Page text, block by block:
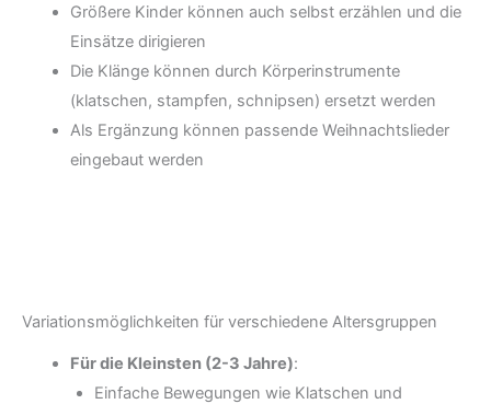
Größere Kinder können auch selbst erzählen und die
Einsätze dirigieren
Die Klänge können durch Körperinstrumente
(klatschen, stampfen, schnipsen) ersetzt werden
Als Ergänzung können passende Weihnachtslieder
eingebaut werden
Variationsmöglichkeiten für verschiedene Altersgruppen
Für die Kleinsten (2-3 Jahre):
Einfache Bewegungen wie Klatschen und